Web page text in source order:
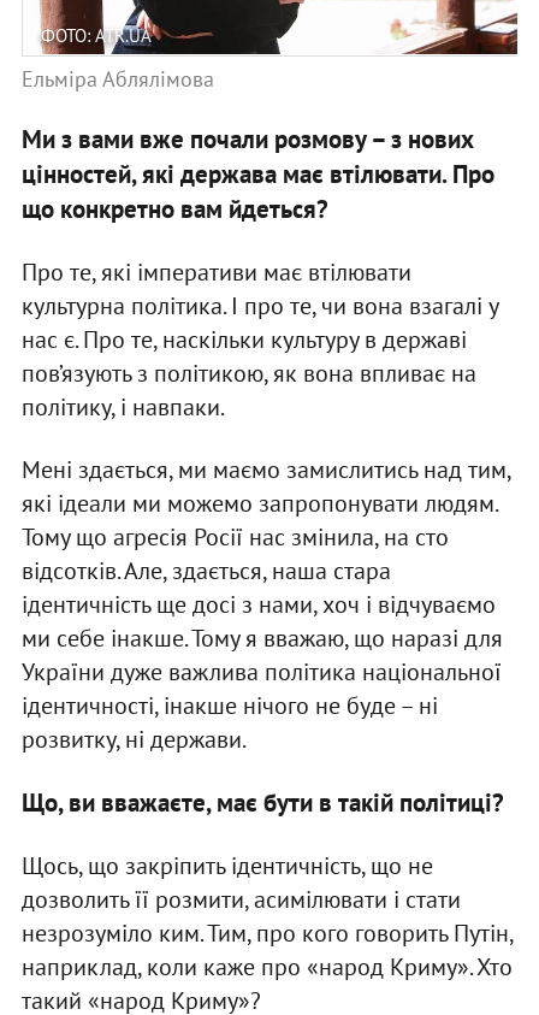
ФОТО: ATR.UA
Ельміра Аблялімова
Ми з вами вже почали розмову – з нових
цінностей, які держава має втілювати. Про
що конкретно вам йдеться?
Про те, які імперативи має втілювати
культурна політика. І про те, чи вона взагалі у
нас є. Про те, наскільки культуру в державі
пов’язують з політикою, як вона впливає на
політику, і навпаки.
Мені здається, ми маємо замислитись над тим,
які ідеали ми можемо запропонувати людям.
Тому що агресія Росії нас змінила, на сто
відсотків. Але, здається, наша стара
ідентичність ще досі з нами, хоч і відчуваємо
ми себе інакше. Тому я вважаю, що наразі для
України дуже важлива політика національної
ідентичності, інакше нічого не буде – ні
розвитку, ні держави.
Що, ви вважаєте, має бути в такій політиці?
Щось, що закріпить ідентичність, що не
дозволить її розмити, асимілювати і стати
незрозуміло ким. Тим, про кого говорить Путін,
наприклад, коли каже про «народ Криму». Хто
такий «народ Криму»?